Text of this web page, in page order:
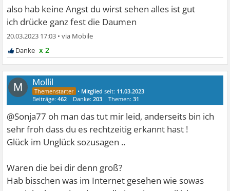
also hab keine Angst du wirst sehen alles ist gut
ich drücke ganz fest die Daumen
20.03.2023 17:03 •
x 2
M Mollil
• Mitglied seit: 11.03.2023
Beiträge:462 Danke:203 Themen:31
@Sonja77 oh man das tut mir leid, anderseits bin ich
sehr froh dass du es rechtzeitig erkannt hast !
Glück im Unglück sozusagen ..
Waren die bei dir denn groß?
Hab bisschen was im Internet gesehen wie sowas